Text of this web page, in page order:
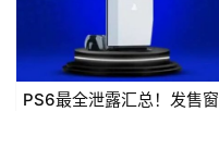
PS6最全泄露汇总！发售窗